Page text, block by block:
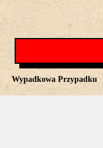
Wypadkowa Przypadku